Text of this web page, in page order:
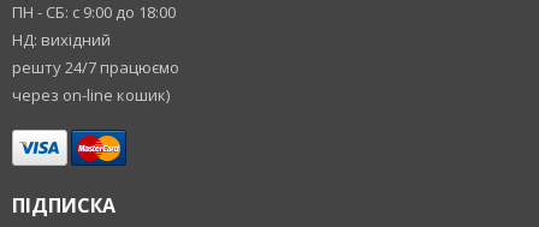
ПН - СБ: с 9:00 до 18:00
НД: вихідний
решту 24/7 працюємо
через on-line кошик)
ПІДПИСКА